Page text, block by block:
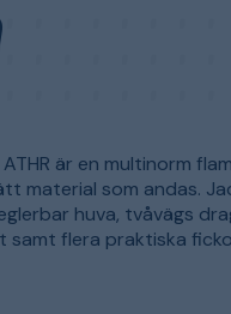
är en multinorm
material som andas.
huva, tvåvägs
samt flera praktiska